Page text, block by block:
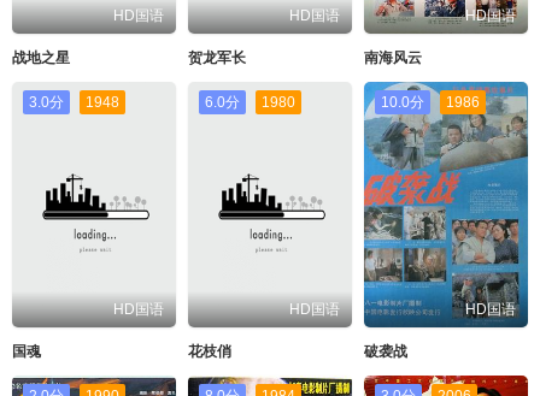
HD国语
战地之星
HD国语
贺龙军长
HD国语
南海风云
3.0分 1948
HD国语
国魂
6.0分 1980
HD国语
花枝俏
10.0分 1986
HD国语
破袭战